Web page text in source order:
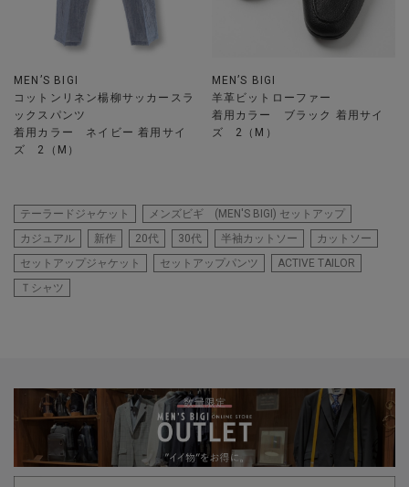
MEN’S BIGI
コットンリネン楊柳サッカースラ
ックスパンツ
着用カラー ネイビー 着用サイ
ズ 2（M）
MEN’S BIGI
羊革ビットローファー
着用カラー ブラック 着用サイ
ズ 2（M）
テーラードジャケット
メンズビギ (MEN'S BIGI) セットアップ
カジュアル
新作 20代 30代 半袖カットソー
カットソー
セットアップジャケット
セットアップパンツ
ACTIVE TAILOR
Ｔシャツ